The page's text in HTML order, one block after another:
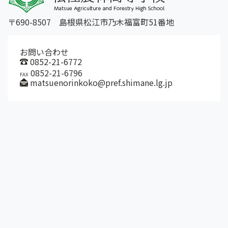
〒690-8507 島根県松江市乃木福富町51番地
お問い合わせ
0852-21-6772
FAX 0852-21-6796
matsuenorinkoko@pref.shimane.lg.jp